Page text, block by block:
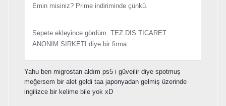
Emin misiniz? Prime indiriminde çünkü.
Sepete ekleyince gördüm. TEZ DIS TICARET
ANONIM SIRKETI diye bir firma.
Yahu ben migrostan aldım ps5 i güveilir diye spotmuş
meğersem bir alet geldi taa japonyadan gelmiş üzerinde
ingilizce bir kelime bile yok xD